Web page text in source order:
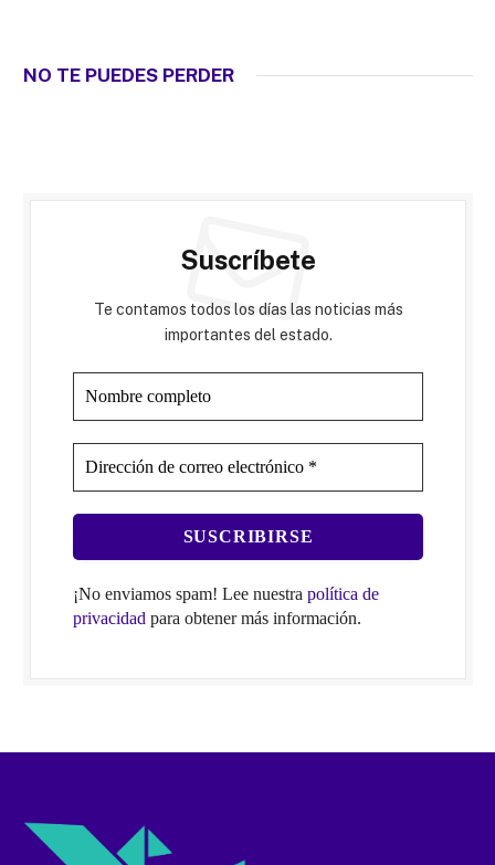
NO TE PUEDES PERDER
Suscríbete
Te contamos todos los días las noticias más
importantes del estado.
¡No enviamos spam! Lee nuestra política de
privacidad para obtener más información.